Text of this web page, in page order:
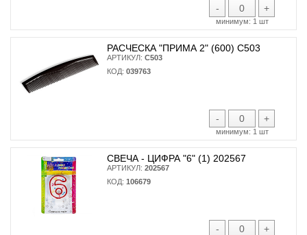
- +
минимум: 1 шт
РАСЧЕСКА "ПРИМА 2" (600) С503
АРТИКУЛ: С503
КОД: 039763
- +
минимум: 1 шт
СВЕЧА - ЦИФРА "6" (1) 202567
АРТИКУЛ: 202567
КОД: 106679
- +